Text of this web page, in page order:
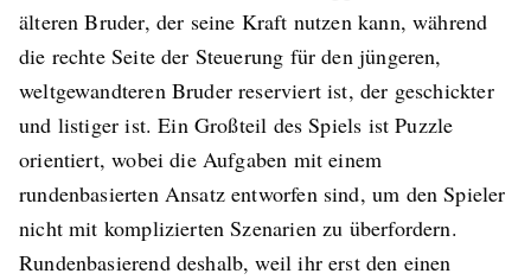
älteren Bruder, der seine Kraft nutzen kann, während
die rechte Seite der Steuerung für den jüngeren,
weltgewandteren Bruder reserviert ist, der geschickter
und listiger ist. Ein Großteil des Spiels ist Puzzle
orientiert, wobei die Aufgaben mit einem
rundenbasierten Ansatz entworfen sind, um den Spieler
nicht mit komplizierten Szenarien zu überfordern.
Rundenbasierend deshalb, weil ihr erst den einen